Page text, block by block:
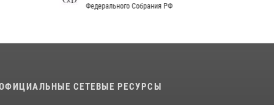
Федерального Собрания РФ
СЕТЕВЫЕ РЕСУРСЫ